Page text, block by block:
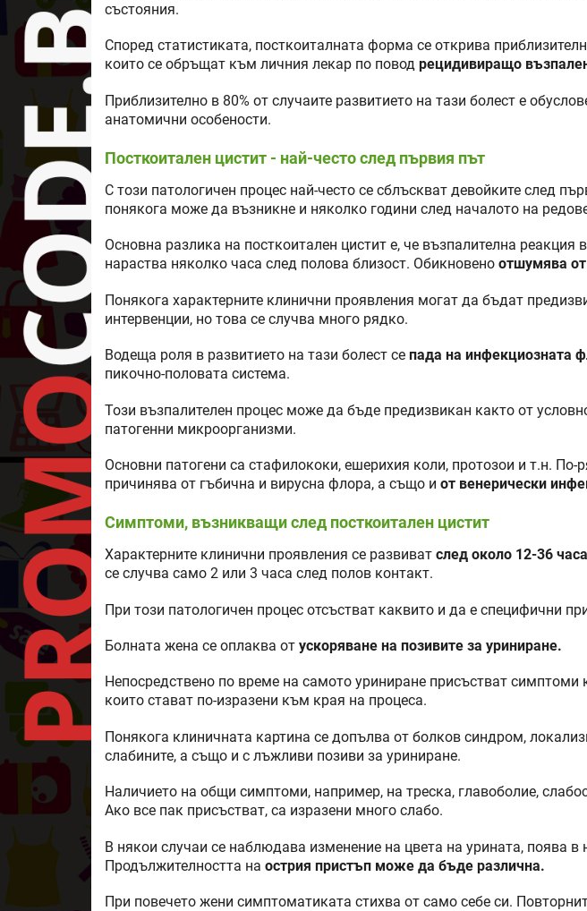
състояния.
Според статистиката, посткоиталната форма се открива
които се обръщат към личния лекар по повод рецидивиращо
Приблизително в 80% от случаите развитието на тази болест е
анатомични особености.
Посткоитален цистит - най-често след първия път
С този патологичен процес най-често се сблъскват девойките след
понякога може да възникне и няколко години след началото на
Основна разлика на посткоитален цистит е, че възпалителна реакция
нараства няколко часа след полова близост. Обикновено отшумява
Понякога характерните клинични проявления могат да бъдат
интервенции, но това се случва много рядко.
Водеща роля в развитието на тази болест се пада на инфекциозната
пикочно-половата система.
Този възпалителен процес може да бъде предизвикан както от
патогенни микроорганизми.
Основни патогени са стафилококи, ешерихия коли, протозои и т.н. По-
причинява от гъбична и вирусна флора, а също и от венерически
Симптоми, възникващи след посткоитален цистит
Характерните клинични проявления се развиват след около 12-36 часа
се случва само 2 или 3 часа след полов контакт.
При този патологичен процес отсъстват каквито и да е специфични
Болната жена се оплаква от ускоряване на позивите за уриниране.
Непосредствено по време на самото уриниране присъстват симптоми
които стават по-изразени към края на процеса.
Понякога клиничната картина се допълва от болков синдром,
слабините, а също и с лъжливи позиви за уриниране.
Наличието на общи симптоми, например, на треска, главоболие,
Ако все пак присъстват, са изразени много слабо.
В някои случаи се наблюдава изменение на цвета на урината, поява в
Продължителността на острия пристъп може да бъде различна.
При повечето жени симптоматиката стихва от само себе си.